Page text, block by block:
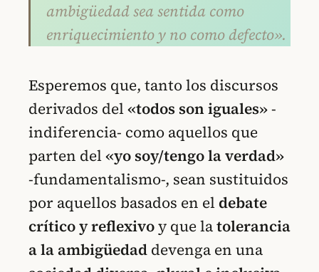
ambigüedad sea sentida como
enriquecimiento y no como defecto».
Esperemos que, tanto los discursos
derivados del«todos son iguales»-
indiferencia- como aquellos que
parten del«yo soy/tengo la verdad»
-fundamentalismo-, sean sustituidos
por aquellos basados en eldebate
crítico y reflexivoy que latolerancia
a la ambigüedad devenga en una